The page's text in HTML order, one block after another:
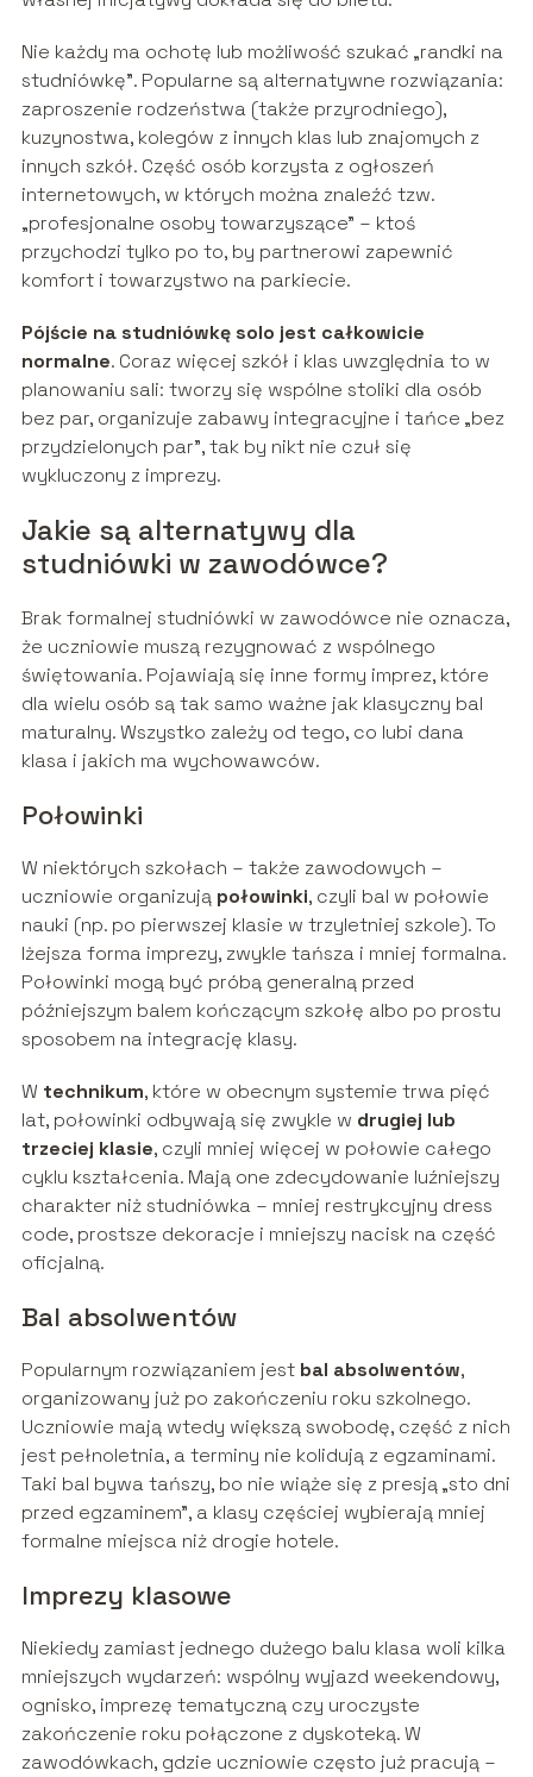
Nie każdy ma ochotę lub możliwość szukać „randki na
studniówkę”. Popularne są alternatywne rozwiązania:
zaproszenie rodzeństwa (także przyrodniego),
kuzynostwa, kolegów z innych klas lub znajomych z
innych szkół. Część osób korzysta z ogłoszeń
internetowych, w których można znaleźć tzw.
„profesjonalne osoby towarzyszące” – ktoś
przychodzi tylko po to, by partnerowi zapewnić
komfort i towarzystwo na parkiecie.
Pójście na studniówkę solo jest całkowicie
normalne. Coraz więcej szkół i klas uwzględnia to w
planowaniu sali: tworzy się wspólne stoliki dla osób
bez par, organizuje zabawy integracyjne i tańce „bez
przydzielonych par”, tak by nikt nie czuł się
wykluczony z imprezy.
Jakie są alternatywy dla
studniówki w zawodówce?
Brak formalnej studniówki w zawodówce nie oznacza,
że uczniowie muszą rezygnować z wspólnego
świętowania. Pojawiają się inne formy imprez, które
dla wielu osób są tak samo ważne jak klasyczny bal
maturalny. Wszystko zależy od tego, co lubi dana
klasa i jakich ma wychowawców.
Połowinki
W niektórych szkołach – także zawodowych –
uczniowie organizują połowinki, czyli bal w połowie
nauki (np. po pierwszej klasie w trzyletniej szkole). To
lżejsza forma imprezy, zwykle tańsza i mniej formalna.
Połowinki mogą być próbą generalną przed
późniejszym balem kończącym szkołę albo po prostu
sposobem na integrację klasy.
W technikum, które w obecnym systemie trwa pięć
lat, połowinki odbywają się zwykle w drugiej lub
trzeciej klasie, czyli mniej więcej w połowie całego
cyklu kształcenia. Mają one zdecydowanie luźniejszy
charakter niż studniówka – mniej restrykcyjny dress
code, prostsze dekoracje i mniejszy nacisk na część
oficjalną.
Bal absolwentów
Popularnym rozwiązaniem jest bal absolwentów,
organizowany już po zakończeniu roku szkolnego.
Uczniowie mają wtedy większą swobodę, część z nich
jest pełnoletnia, a terminy nie kolidują z egzaminami.
Taki bal bywa tańszy, bo nie wiąże się z presją „sto dni
przed egzaminem”, a klasy częściej wybierają mniej
formalne miejsca niż drogie hotele.
Imprezy klasowe
Niekiedy zamiast jednego dużego balu klasa woli kilka
mniejszych wydarzeń: wspólny wyjazd weekendowy,
ognisko, imprezę tematyczną czy uroczyste
zakończenie roku połączone z dyskoteką. W
zawodówkach, gdzie uczniowie często już pracują –